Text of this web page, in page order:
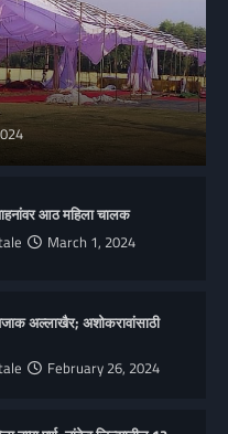
आठ महिला चालक
March 1, 2024
अल्लाखैर; अशोकरावांसाठी
February 26, 2024